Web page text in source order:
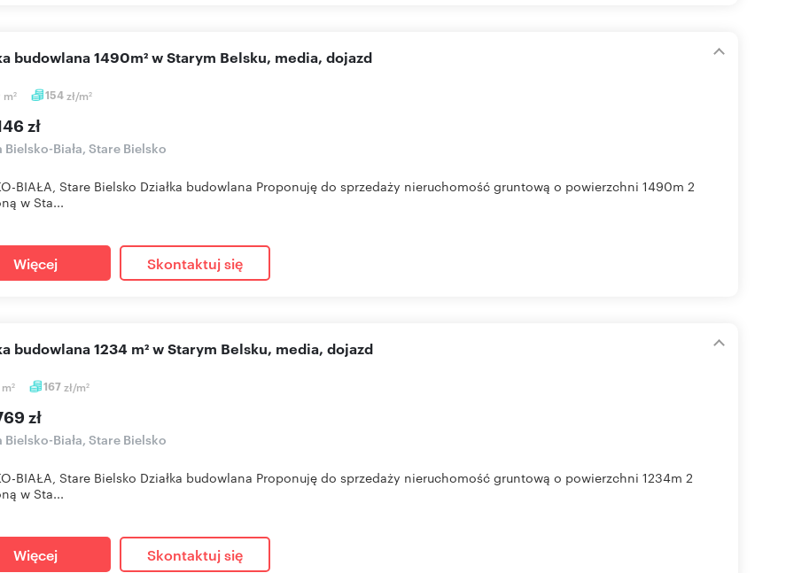
m2 154zł/m2
budowlana 1490m² w Starym Belsku, media, dojazd
zł
Bielsko-Biała, Stare Bielsko
BIAŁA, Stare Bielsko Działka budowlana Proponuję do sprzedaży nieruchomość gruntową o powierzchni 1490m 2
w Sta...
Więcej Skontaktuj się
m2 167zł/m2
budowlana 1234 m² w Starym Belsku, media, dojazd
zł
Bielsko-Biała, Stare Bielsko
BIAŁA, Stare Bielsko Działka budowlana Proponuję do sprzedaży nieruchomość gruntową o powierzchni 1234m 2
w Sta...
Więcej Skontaktuj się